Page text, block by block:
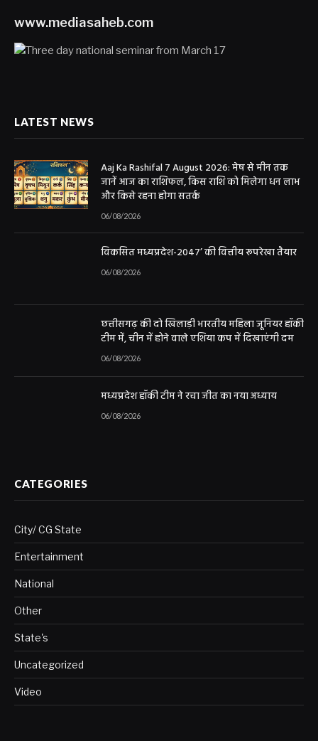
www.mediasaheb.com
LATEST NEWS
Aaj Ka Rashifal 7 August 2026: मेष से मीन तक
जानें आज का राशिफल, किस राशि को मिलेगा धन लाभ
और किसे रहना होगा सतर्क
06/08/2026
विकसित मध्यप्रदेश-2047’ की वित्तीय रूपरेखा तैयार
06/08/2026
छत्तीसगढ़ की दो खिलाड़ी भारतीय महिला जूनियर हॉकी
टीम में, चीन में होने वाले एशिया कप में दिखाएंगी दम
06/08/2026
मध्यप्रदेश हॉकी टीम ने रचा जीत का नया अध्याय
06/08/2026
CATEGORIES
City/ CG State
Entertainment
National
Other
State's
Uncategorized
Video